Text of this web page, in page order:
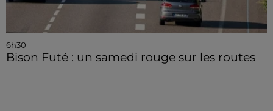
6h30
Bison Futé : un samedi rouge sur les routes